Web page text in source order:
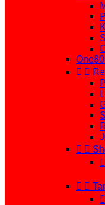
 
 

 
